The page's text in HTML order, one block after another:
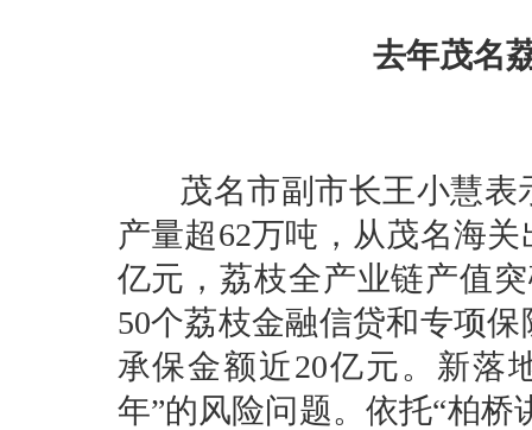
去年茂名
茂名市副市长王小慧表
产量超62万吨，从茂名海
亿元，荔枝全产业链产值
50个荔枝金融信贷和专项
承保金额近20亿元。新落
年”的风险问题。依托“柏桥